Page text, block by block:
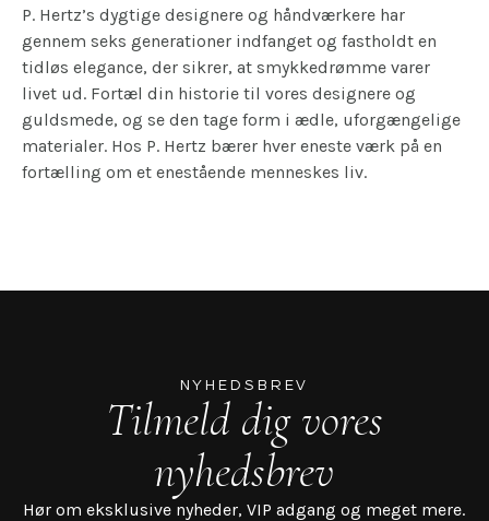
P. Hertz’s dygtige designere og håndværkere har
gennem seks generationer indfanget og fastholdt en
tidløs elegance, der sikrer, at smykkedrømme varer
livet ud. Fortæl din historie til vores designere og
guldsmede, og se den tage form i ædle, uforgængelige
materialer. Hos P. Hertz bærer hver eneste værk på en
fortælling om et enestående menneskes liv.
NYHEDSBREV
Tilmeld dig vores
nyhedsbrev
Hør om eksklusive nyheder, VIP adgang og meget mere.